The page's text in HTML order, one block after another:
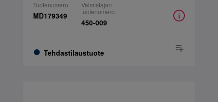
Tuotenumero:
MD179349
Tehdastilaustuote
Valmistajan
tuotenumero:
450-009